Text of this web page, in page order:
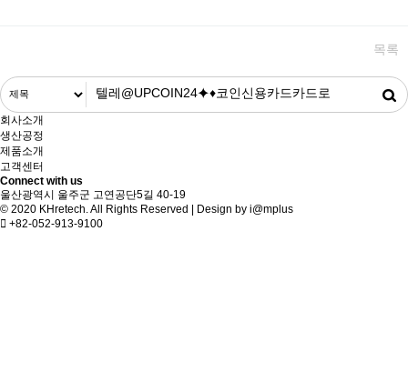
목록
회사소개
생산공정
제품소개
고객센터
Connect with us
울산광역시 울주군 고연공단5길 40-19
© 2020 KHretech. All Rights Reserved | Design by i@mplus
+82-052-913-9100